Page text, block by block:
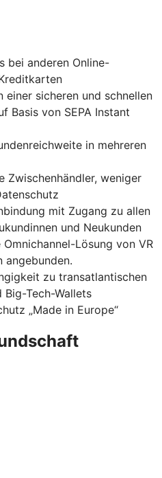
bei anderen Online-
sicheren und schnellen
Basis von SEPA Instant
in mehreren
Zwischenhändler, weniger
mit Zugang zu allen
und Neukunden
Lösung von VR
angebunden.
zu transatlantischen
Big-Tech-Wallets
„Made in Europe“